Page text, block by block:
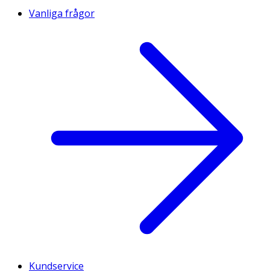
Vanliga frågor
Kundservice